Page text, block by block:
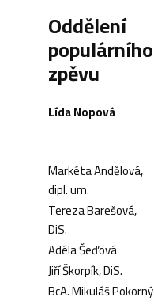
Oddělení
populárního
zpěvu
Lída Nopová
Markéta Andělová,
dipl. um.
Tereza Barešová,
DiS.
Adéla Šeďová
Jiří Škorpík, DiS.
BcA. Mikuláš Pokorný